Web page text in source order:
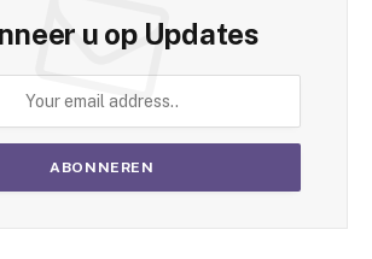
u op Updates